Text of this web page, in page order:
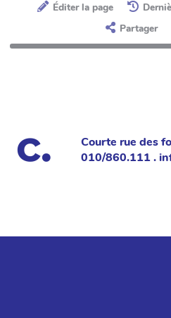
Éditer la page
Partager
Courte rue des
010/860.111 .